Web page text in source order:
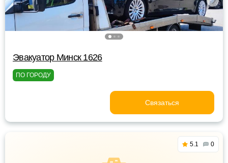
Эвакуатор Минск 1626
ПО ГОРОДУ
Связаться
5.1 0